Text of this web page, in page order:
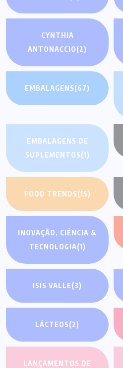
CYNTHIA
ANTONACCIO(2)
EMBALAGENS(67)
EMBALAGENS DE
SUPLEMENTOS(1)
FOOD TRENDS(15)
INOVAÇÃO, CIÊNCIA &
TECNOLOGIA(1)
ISIS VALLE(3)
LÁCTEOS(2)
LANÇAMENTOS DE